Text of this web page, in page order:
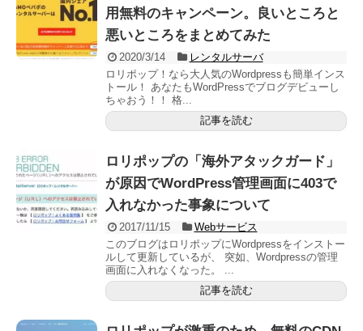
用無料のキャンペーン。良いところと
悪いところをまとめてみた
2020/3/14
レンタルサーバ
ロリポップ！なら大人気のWordpressも簡単インス
トール！ あなたもWordPressでブログデビューし
ちゃおう！！ 格...
記事を読む
ロリポップの「海外アタックガード」
が原因でWordPress管理画面に403で
入れなかった事象について
2017/11/15
Webサービス
このブログはロリポップにWordpressをインストー
ルして更新しているが、 突如、Wordpressの管理
画面に入れなくなった。 ...
記事を読む